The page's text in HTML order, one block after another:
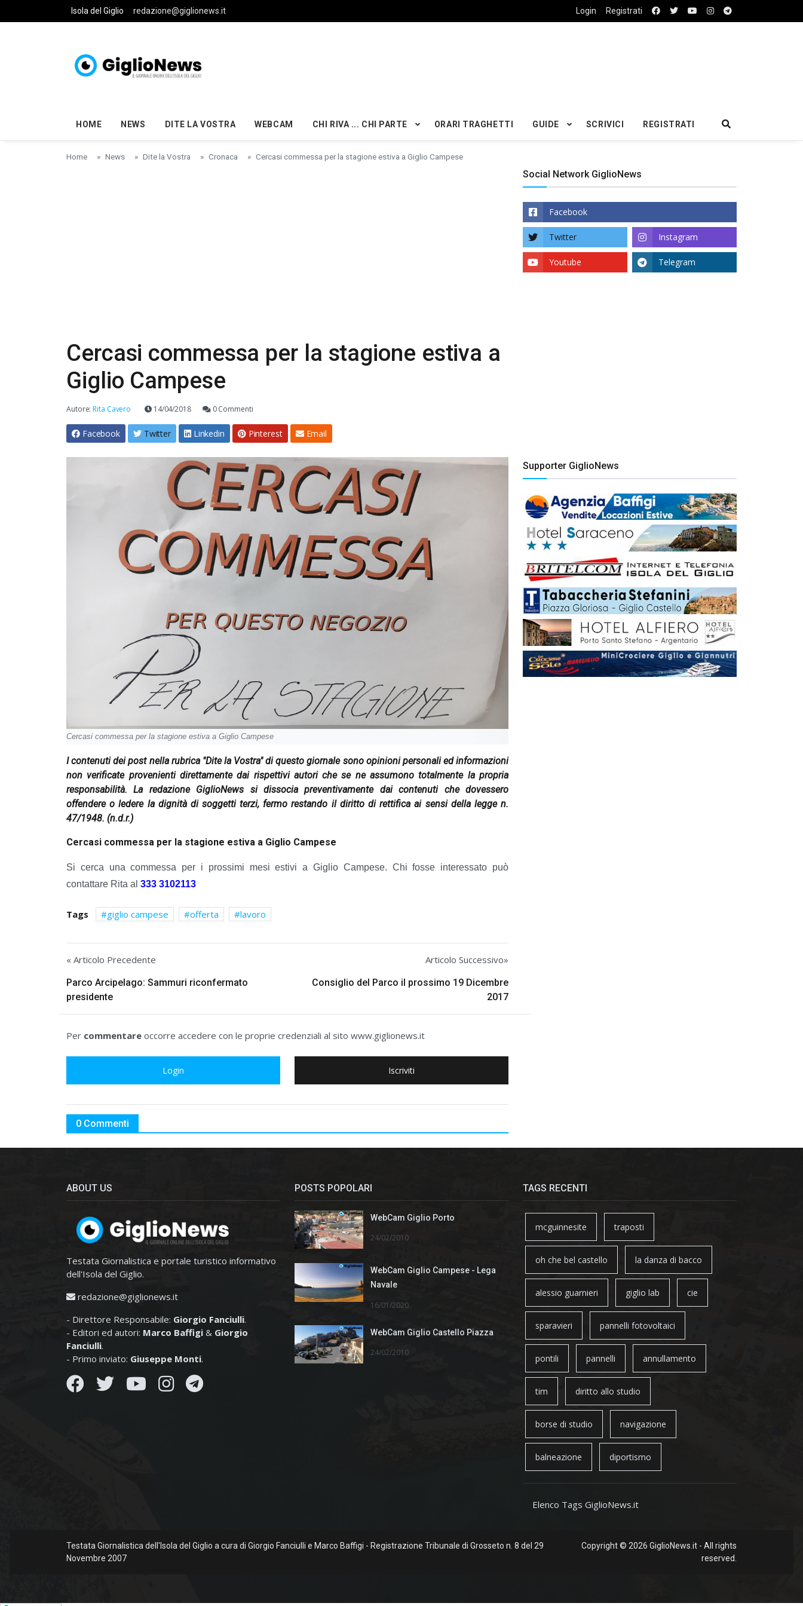
Skip to main content
Isola del Giglio redazione@giglionews.it Login Registrati
HOME NEWS DITE LA VOSTRA WEBCAM CHI RIVA ... CHI PARTE ORARI TRAGHETTI GUIDE SCRIVICI REGISTRATI
Home News Dite la Vostra Cronaca Cercasi commessa per la stagione estiva a Giglio Campese
Cercasi commessa per la stagione estiva a
Giglio Campese
Autore:Rita Cavero 14/04/2018 0 Commenti
Facebook Twitter Linkedin Pinterest Email
Cercasi commessa per la stagione estiva a Giglio Campese
I contenuti dei post nella rubrica "Dite la Vostra" di questo giornale sono opinioni personali ed informazioni
non verificate provenienti direttamente dai rispettivi autori che se ne assumono totalmente la propria
responsabilità. La redazione GiglioNews si dissocia preventivamente dai contenuti che dovessero
offendere o ledere la dignità di soggetti terzi, fermo restando il diritto di rettifica ai sensi della legge n.
47/1948. (n.d.r.)
Cercasi commessa per la stagione estiva a Giglio Campese
Si cerca una commessa per i prossimi mesi estivi a Giglio Campese. Chi fosse interessato può
contattare Rita al 333 3102113
Tags giglio campese offerta lavoro
« Articolo Precedente
Parco Arcipelago: Sammuri riconfermato
presidente
Articolo Successivo»
Consiglio del Parco il prossimo 19 Dicembre
2017
Per commentare occorre accedere con le proprie credenziali al sito www.giglionews.it
Login Iscriviti
0 Commenti
Social Network GiglioNews
Facebook
Twitter Instagram
Youtube Telegram
Supporter GiglioNews
ABOUT US
Testata Giornalistica e portale turistico informativo
dell'Isola del Giglio.
redazione@giglionews.it
- Direttore Responsabile: Giorgio Fanciulli.
- Editori ed autori: Marco Baffigi & Giorgio
Fanciulli.
- Primo inviato: Giuseppe Monti.
POSTS POPOLARI
WebCam Giglio Porto
24/02/2010
WebCam Giglio Campese - Lega
Navale
16/01/2020
WebCam Giglio Castello Piazza
24/02/2010
TAGS RECENTI
mcguinnesite traposti
oh che bel castello la danza di bacco
alessio guarnieri giglio lab cie
sparavieri pannelli fotovoltaici
pontili pannelli annullamento
tim diritto allo studio
borse di studio navigazione
balneazione diportismo
Elenco Tags GiglioNews.it
Testata Giornalistica dell'Isola del Giglio a cura di Giorgio Fanciulli e Marco Baffigi - Registrazione Tribunale di Grosseto n. 8 del 29
Novembre 2007
Copyright © 2026 GiglioNews.it - All rights
reserved.